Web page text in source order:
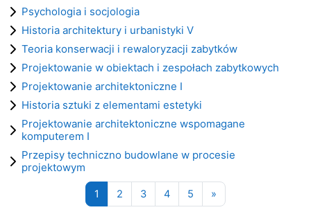
Psychologia i socjologia
Historia architektury i urbanistyki V
Teoria konserwacji i rewaloryzacji zabytków
Projektowanie w obiektach i zespołach zabytkowych
Projektowanie architektoniczne I
Historia sztuki z elementami estetyki
Projektowanie architektoniczne wspomagane
komputerem I
Przepisy techniczno budowlane w procesie
projektowym
1 Strona 1
2 Strona 2
3Strona 3
4Strona 4
5 Strona 5
»